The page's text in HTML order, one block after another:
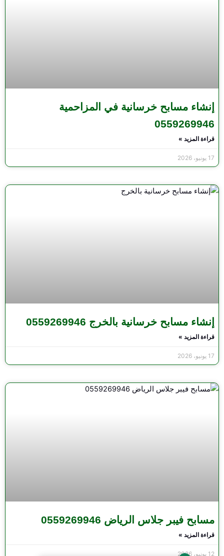
إنشاء مسابح خرسانية في المزاحمية
0559269946
قراءة المزيد »
17 يونيو، 2026
إنشاء مسابح خرسانية بالخرج 0559269946
قراءة المزيد »
17 يونيو، 2026
مسابح فيبر جلاس الرياض 0559269946
قراءة المزيد »
12 يونيو، 2026